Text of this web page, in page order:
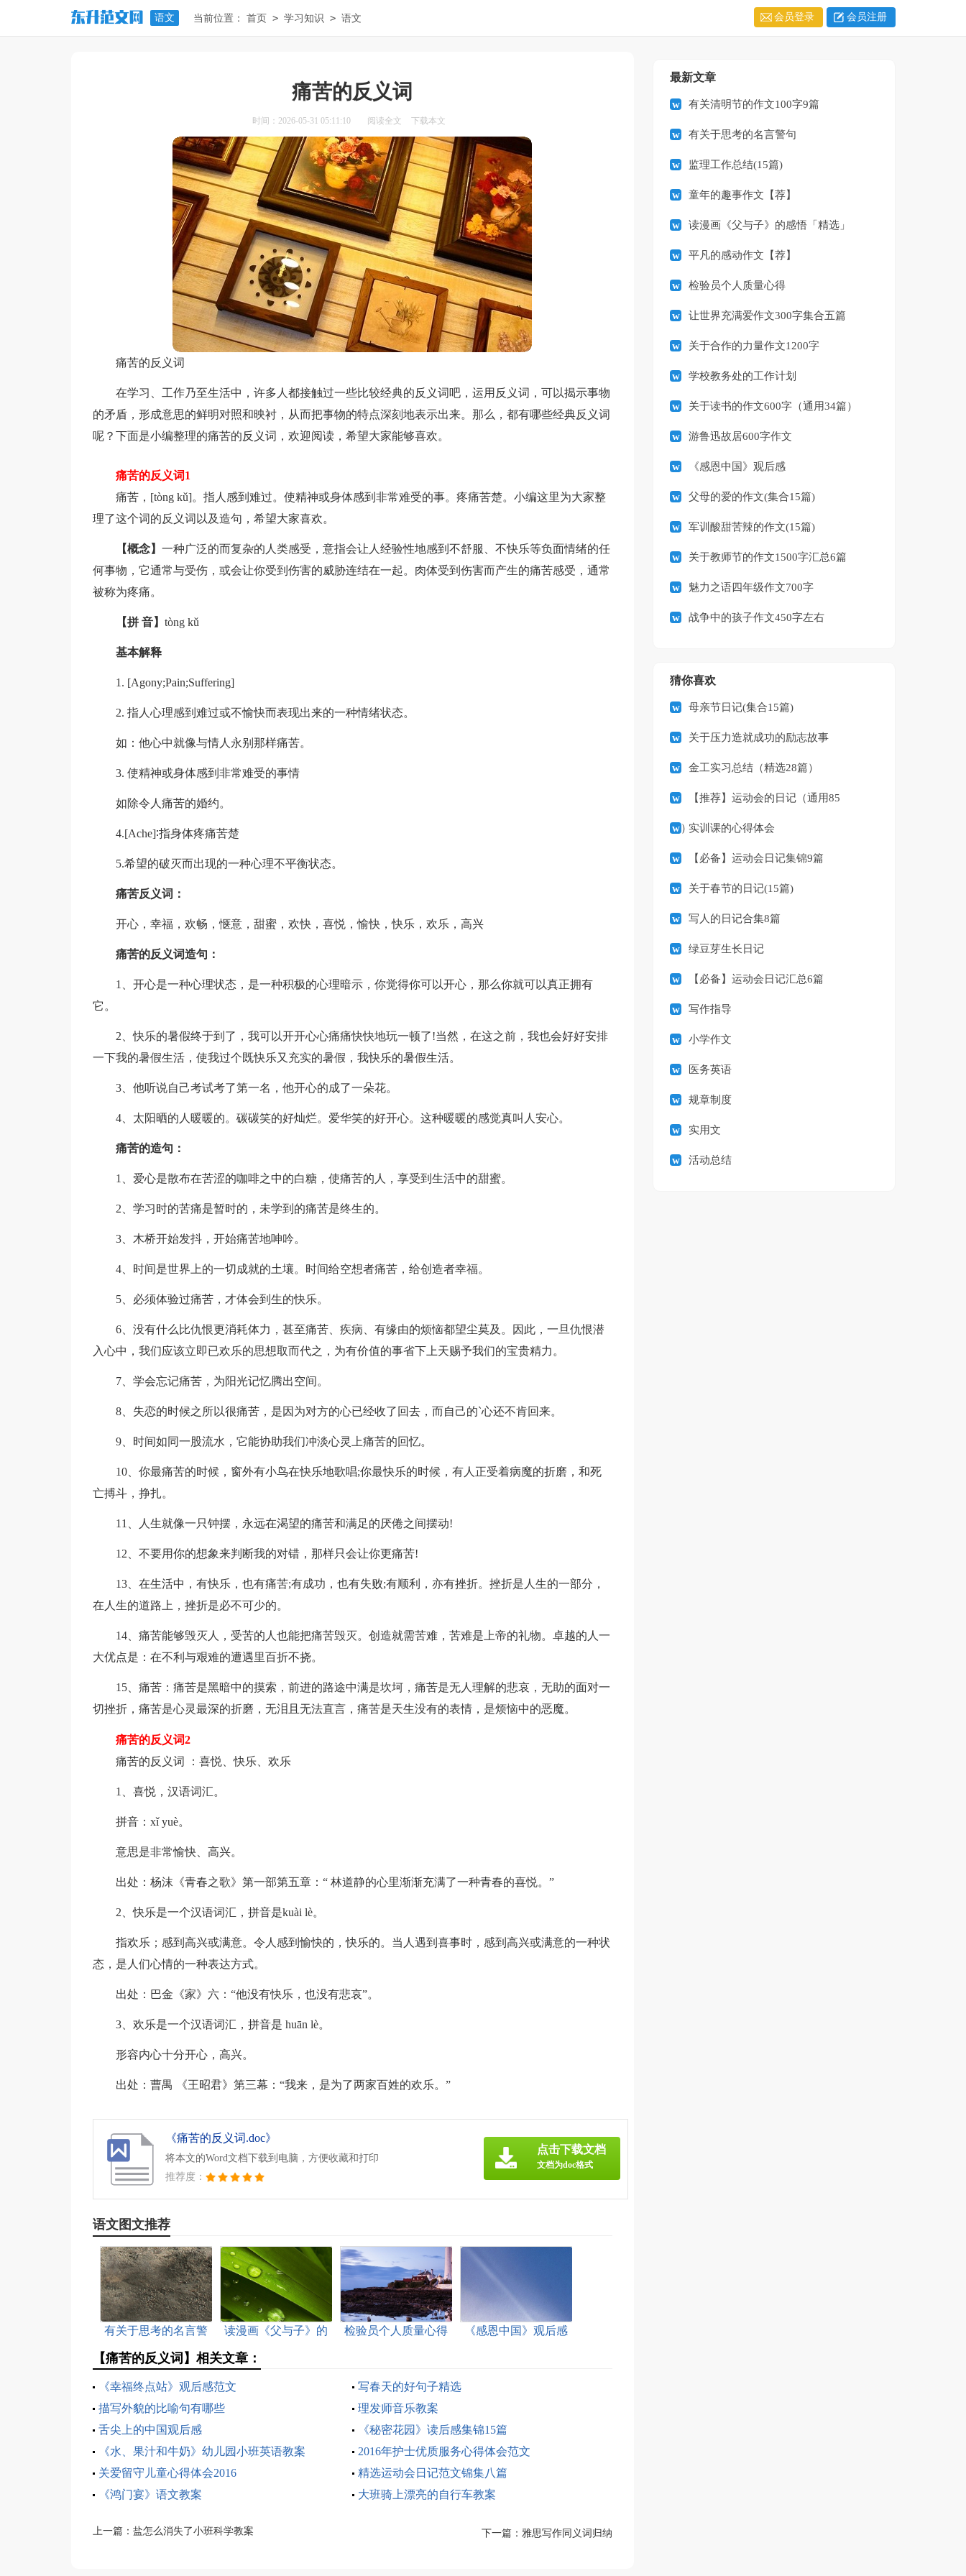
语文 当前位置： 首页 > 学习知识 > 语文 会员登录 会员注册
痛苦的反义词
时间：2026-05-31 05:11:10 阅读全文 下载本文
痛苦的反义词
在学习、工作乃至生活中，许多人都接触过一些比较经典的反义词吧，运用反义词，可以揭示事物
的矛盾，形成意思的鲜明对照和映衬，从而把事物的特点深刻地表示出来。那么，都有哪些经典反义词
呢？下面是小编整理的痛苦的反义词，欢迎阅读，希望大家能够喜欢。
痛苦的反义词1
痛苦，[tòng kǔ]。指人感到难过。使精神或身体感到非常难受的事。疼痛苦楚。小编这里为大家整
理了这个词的反义词以及造句，希望大家喜欢。
【概念】 一种广泛的而复杂的人类感受，意指会让人经验性地感到不舒服、不快乐等负面情绪的任
何事物，它通常与受伤，或会让你受到伤害的威胁连结在一起。肉体受到伤害而产生的痛苦感受，通常
被称为疼痛。
【拼 音】 tòng kǔ
基本解释
1. [Agony;Pain;Suffering]
2. 指人心理感到难过或不愉快而表现出来的一种情绪状态。
如：他心中就像与情人永别那样痛苦。
3. 使精神或身体感到非常难受的事情
如除令人痛苦的婚约。
4.[Ache]∶指身体疼痛苦楚
5.希望的破灭而出现的一种心理不平衡状态。
痛苦反义词：
开心，幸福，欢畅，惬意，甜蜜，欢快，喜悦，愉快，快乐，欢乐，高兴
痛苦的反义词造句：
1、开心是一种心理状态，是一种积极的心理暗示，你觉得你可以开心，那么你就可以真正拥有
它。
2、快乐的暑假终于到了，我可以开开心心痛痛快快地玩一顿了!当然，在这之前，我也会好好安排
一下我的暑假生活，使我过个既快乐又充实的暑假，我快乐的暑假生活。
3、他听说自己考试考了第一名，他开心的成了一朵花。
4、太阳晒的人暖暖的。碳碳笑的好灿烂。爱华笑的好开心。这种暖暖的感觉真叫人安心。
痛苦的造句：
1、爱心是散布在苦涩的咖啡之中的白糖，使痛苦的人，享受到生活中的甜蜜。
2、学习时的苦痛是暂时的，未学到的痛苦是终生的。
3、木桥开始发抖，开始痛苦地呻吟。
4、时间是世界上的一切成就的土壤。时间给空想者痛苦，给创造者幸福。
5、必须体验过痛苦，才体会到生的快乐。
6、没有什么比仇恨更消耗体力，甚至痛苦、疾病、有缘由的烦恼都望尘莫及。因此，一旦仇恨潜
入心中，我们应该立即已欢乐的思想取而代之，为有价值的事省下上天赐予我们的宝贵精力。
7、学会忘记痛苦，为阳光记忆腾出空间。
8、失恋的时候之所以很痛苦，是因为对方的心已经收了回去，而自己的`心还不肯回来。
9、时间如同一股流水，它能协助我们冲淡心灵上痛苦的回忆。
10、你最痛苦的时候，窗外有小鸟在快乐地歌唱;你最快乐的时候，有人正受着病魔的折磨，和死
亡搏斗，挣扎。
11、人生就像一只钟摆，永远在渴望的痛苦和满足的厌倦之间摆动!
12、不要用你的想象来判断我的对错，那样只会让你更痛苦!
13、在生活中，有快乐，也有痛苦;有成功，也有失败;有顺利，亦有挫折。挫折是人生的一部分，
在人生的道路上，挫折是必不可少的。
14、痛苦能够毁灭人，受苦的人也能把痛苦毁灭。创造就需苦难，苦难是上帝的礼物。卓越的人一
大优点是：在不利与艰难的遭遇里百折不挠。
15、痛苦：痛苦是黑暗中的摸索，前进的路途中满是坎坷，痛苦是无人理解的悲哀，无助的面对一
切挫折，痛苦是心灵最深的折磨，无泪且无法直言，痛苦是天生没有的表情，是烦恼中的恶魔。
痛苦的反义词2
痛苦的反义词 ：喜悦、快乐、欢乐
1、喜悦，汉语词汇。
拼音：xǐ yuè。
意思是非常愉快、高兴。
出处：杨沫《青春之歌》第一部第五章：“ 林道静的心里渐渐充满了一种青春的喜悦。”
2、快乐是一个汉语词汇，拼音是kuài lè。
指欢乐；感到高兴或满意。令人感到愉快的，快乐的。当人遇到喜事时，感到高兴或满意的一种状
态，是人们心情的一种表达方式。
出处：巴金《家》六：“他没有快乐，也没有悲哀”。
3、欢乐是一个汉语词汇，拼音是 huān lè。
形容内心十分开心，高兴。
出处：曹禺 《王昭君》第三幕：“我来，是为了两家百姓的欢乐。”
《痛苦的反义词.doc》
将本文的Word文档下载到电脑，方便收藏和打印
推荐度：
点击下载文档
文档为doc格式
语文图文推荐
有关于思考的名言警
读漫画《父与子》的
检验员个人质量心得 《感恩中国》观后感
【痛苦的反义词】相关文章：
《幸福终点站》观后感范文
写春天的好句子精选
描写外貌的比喻句有哪些
理发师音乐教案
舌尖上的中国观后感
《秘密花园》读后感集锦15篇
《水、果汁和牛奶》幼儿园小班英语教案
2016年护士优质服务心得体会范文
关爱留守儿童心得体会2016
精选运动会日记范文锦集八篇
《鸿门宴》语文教案
大班骑上漂亮的自行车教案
上一篇： 盐怎么消失了小班科学教案 下一篇： 雅思写作同义词归纳
最新文章
有关清明节的作文100字9篇
有关于思考的名言警句
监理工作总结(15篇)
童年的趣事作文【荐】
读漫画《父与子》的感悟「精选」
平凡的感动作文【荐】
检验员个人质量心得
让世界充满爱作文300字集合五篇
关于合作的力量作文1200字
学校教务处的工作计划
关于读书的作文600字（通用34篇）
游鲁迅故居600字作文
《感恩中国》观后感
父母的爱的作文(集合15篇)
军训酸甜苦辣的作文(15篇)
关于教师节的作文1500字汇总6篇
魅力之语四年级作文700字
战争中的孩子作文450字左右
猜你喜欢
母亲节日记(集合15篇)
关于压力造就成功的励志故事
金工实习总结（精选28篇）
【推荐】运动会的日记（通用85
篇）实训课的心得体会
【必备】运动会日记集锦9篇
关于春节的日记(15篇)
写人的日记合集8篇
绿豆芽生长日记
【必备】运动会日记汇总6篇
写作指导
小学作文
医务英语
规章制度
实用文
活动总结